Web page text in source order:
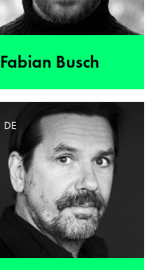
Fabian Busch
DE